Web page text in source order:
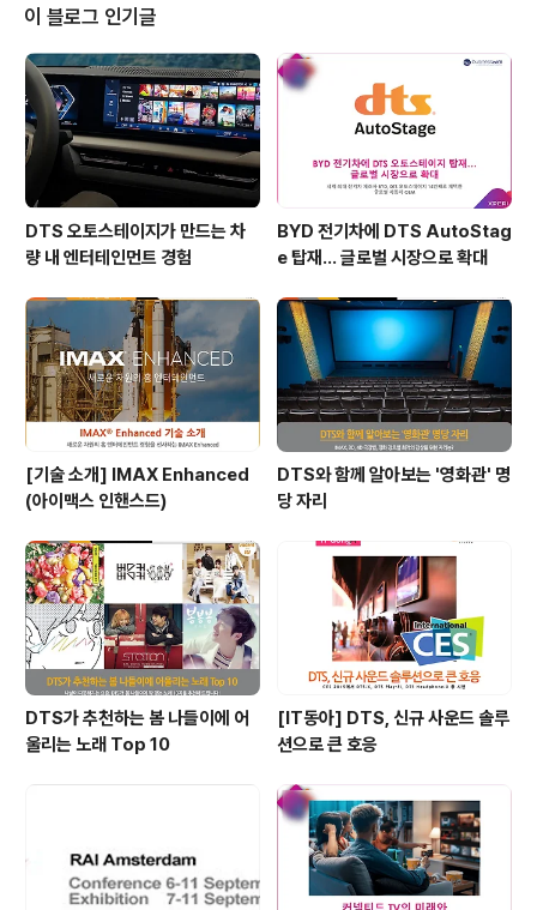
보컬 듀오상을 수상하는 등 탄탄한 실력을 인정받고 있습
니다. ▲ 플로리다 조르지아 라인 (출처 : 플로리다 조르지
아 라인 공식 홈페이지) DTS 헤드폰:X 로 만나는 Anythi
ng Goes 이들은 지난달 말 두번째 정규 앨범 Anything
Goes를 발매하며 컨트리 ..
이 블로그 인기글
DTS 오토스테이지가 만드는 차
량 내 엔터테인먼트 경험
BYD 전기차에 DTS AutoStag
e 탑재… 글로벌 시장으로 확대
[기술 소개] IMAX Enhanced
(아이맥스 인핸스드)
DTS와 함께 알아보는 '영화관' 명
당 자리
DTS가 추천하는 봄 나들이에 어
울리는 노래 Top 10
[IT동아] DTS, 신규 사운드 솔루
션으로 큰 호응